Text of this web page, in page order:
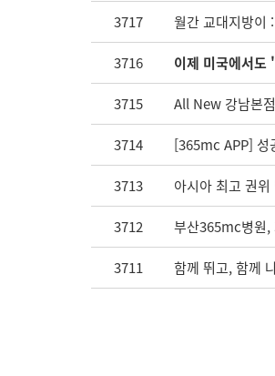
3717 월간 교대지방이
3716 이제 미국에서도
3715 All New 강남본
3714 [365mc APP] 성
3713 아시아 최고 권
3712 부산365mc병원,
3711 함께 뛰고, 함께